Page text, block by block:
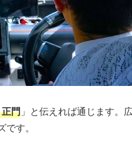
門 」と伝えれば通じます。
す。